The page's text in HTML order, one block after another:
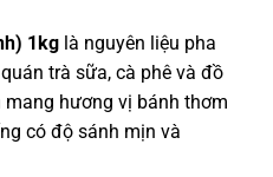
1kg là nguyên liệu pha
trà sữa, cà phê và đồ
hương vị bánh thơm
có độ sánh mịn và